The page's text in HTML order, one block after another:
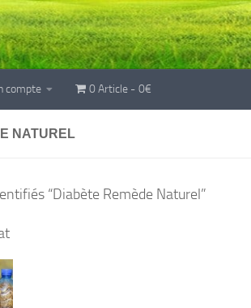
compte 0 Article 0€
NATUREL
“Diabète Remède Naturel”